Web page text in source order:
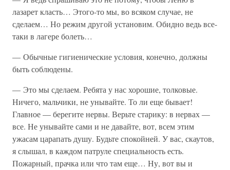
лазарет класть… Этого-то мы, во всяком случае, не
сделаем… Но режим другой установим. Обидно ведь все-
таки в лагере болеть…
— Обычные гигиенические условия, конечно, должны
быть соблюдены.
— Это мы сделаем. Ребята у нас хорошие, толковые.
Ничего, мальчики, не унывайте. То ли еще бывает!
Главное — берегите нервы. Верьте старику: в нервах —
все. Не унывайте сами и не давайте, вот, всем этим
ужасам царапать душу. Будьте спокойней. У вас, скаутов,
я слышал, в каждом патруле специальность есть.
Пожарный, прачка или что там еще… Ну, вот вы и